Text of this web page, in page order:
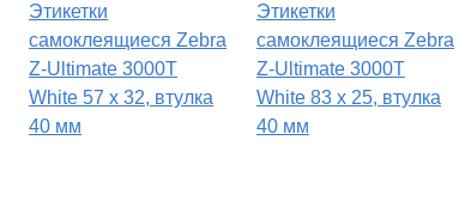
Этикетки
самоклеящиеся Zebra
Z-Ultimate 3000T
White 57 x 32, втулка
40 мм
Этикетки
самоклеящиеся Zebra
Z-Ultimate 3000T
White 83 x 25, втулка
40 мм